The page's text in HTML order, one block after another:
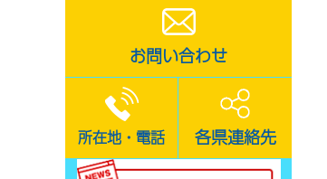
お問い合わせ
所在地・電話 各県連絡先